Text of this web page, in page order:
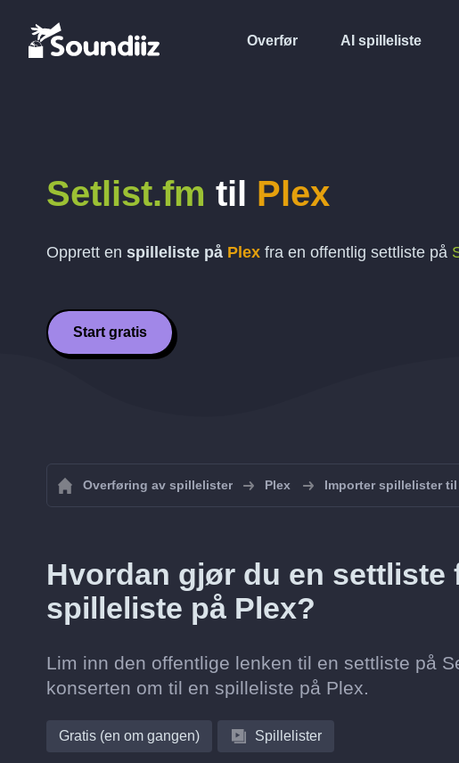
Overfør AI spilleliste
Setlist.fm til Plex
Opprett en spilleliste på Plex fra en offentlig settliste på
Start gratis
Overføring av spillelister Plex Importer spillelister til
Hvordan gjør du en settliste
spilleliste på Plex?
Lim inn den offentlige lenken til en settliste på
konserten om til en spilleliste på Plex.
Gratis (en om gangen) Spillelister